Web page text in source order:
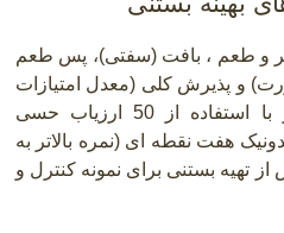
و طعم ، بافت (سفتی)، پس طعم
و پذیرش کلی (معدل امتیازات
حسی) نمونه های بستنی نیز با استفاده از 50 ارزیاب حسی
هفت نقطه ای (نمره بالاتر به
تهیه بستنی برای نمونه کنترل و